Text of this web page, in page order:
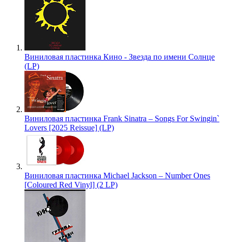
Виниловая пластинка Кино - Звезда по имени Солнце
(LP)
Виниловая пластинка Frank Sinatra – Songs For Swingin`
Lovers [2025 Reissue] (LP)
Виниловая пластинка Michael Jackson – Number Ones
[Coloured Red Vinyl] (2 LP)